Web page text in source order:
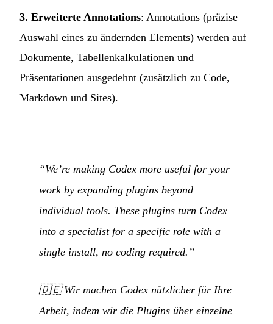
3. Erweiterte Annotations: Annotations (präzise
Auswahl eines zu ändernden Elements) werden auf
Dokumente, Tabellenkalkulationen und
Präsentationen ausgedehnt (zusätzlich zu Code,
Markdown und Sites).
“We’re making Codex more useful for your
work by expanding plugins beyond
individual tools. These plugins turn Codex
into a specialist for a specific role with a
single install, no coding required.”
🇩🇪Wir machen Codex nützlicher für Ihre
Arbeit, indem wir die Plugins über einzelne